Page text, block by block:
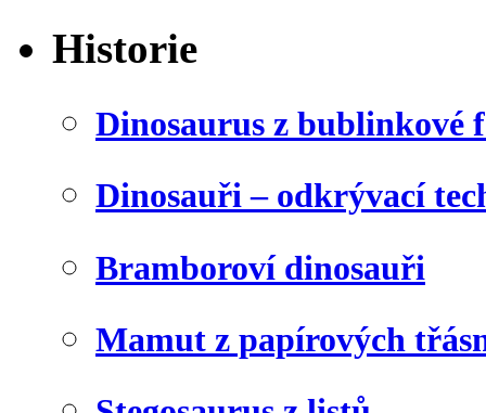
Historie
Dinosaurus z bublinkové
Dinosauři – odkrývací
Bramboroví dinosauři
Mamut z papírových